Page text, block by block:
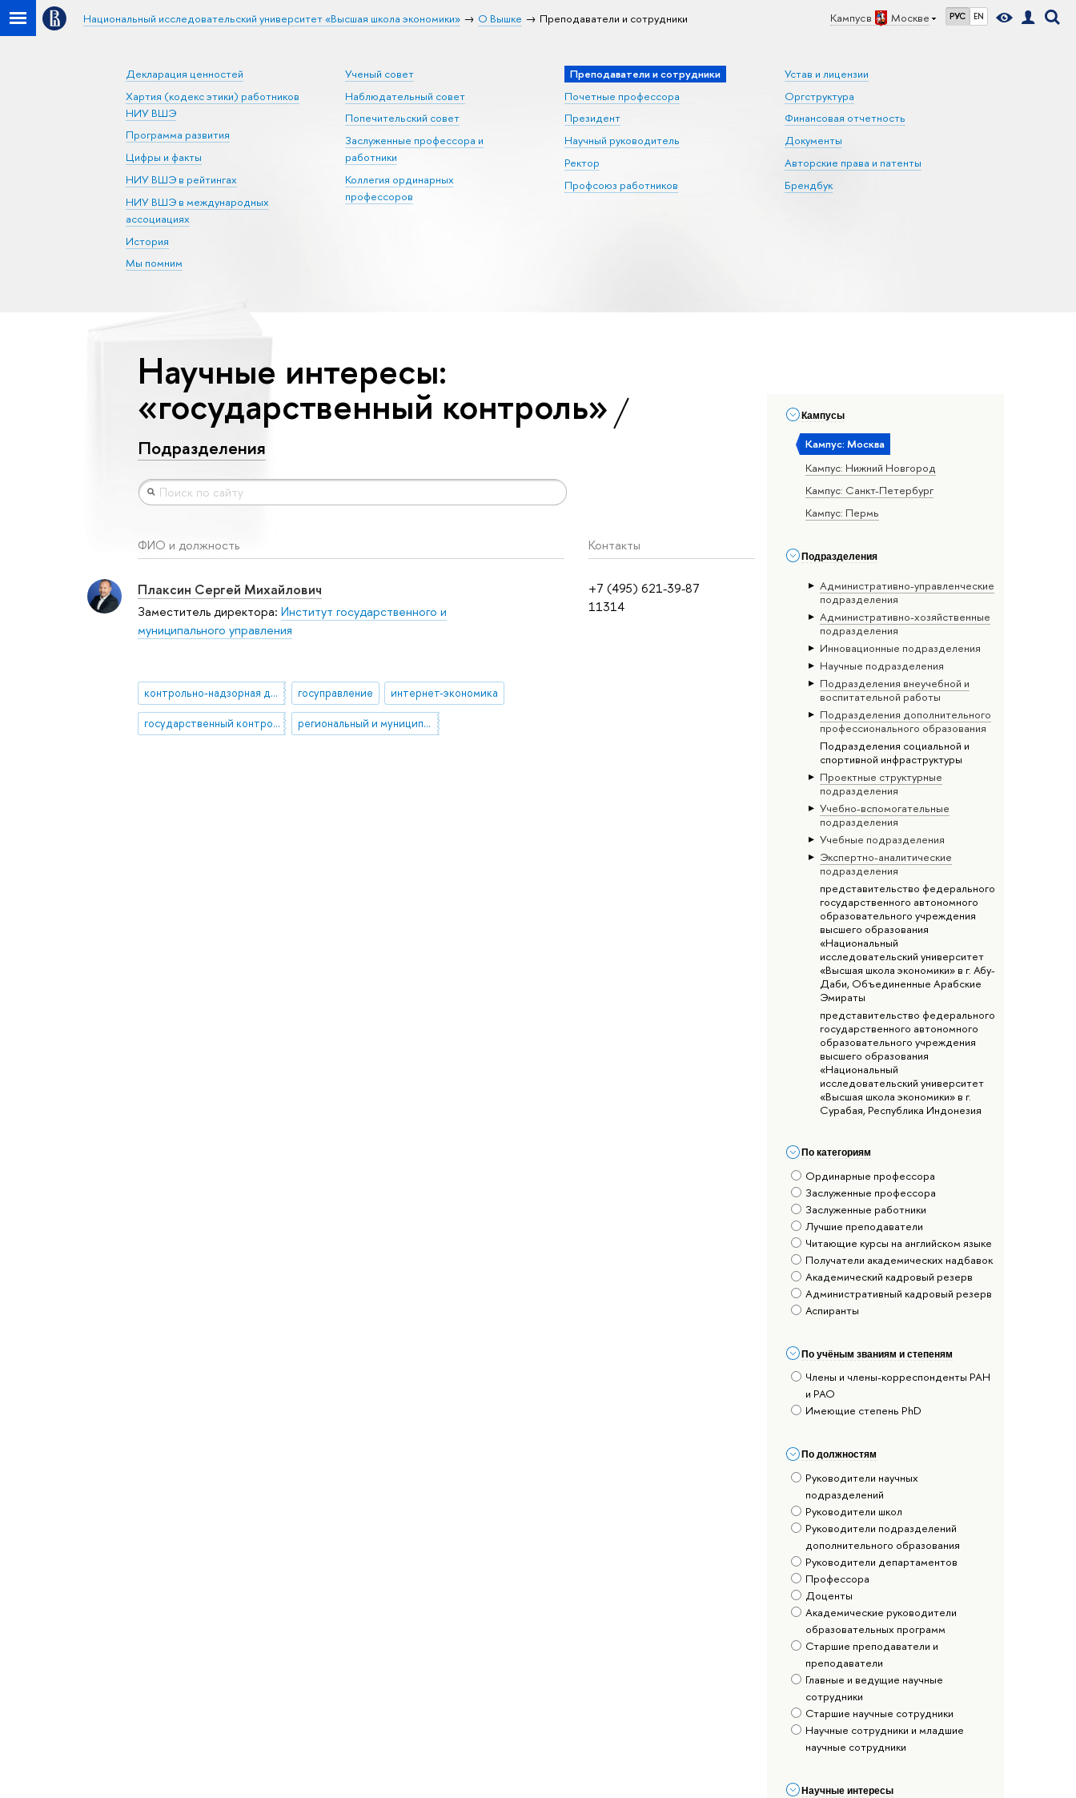
Кампус в Москве РУС EN
Национальный исследовательский университет «Высшая школа экономики» О Вышке Преподаватели и сотрудники
Декларация ценностей
Хартия (кодекс этики) работников
НИУ ВШЭ
Программа развития
Цифры и факты
НИУ ВШЭ в рейтингах
НИУ ВШЭ в международных
ассоциациях
История
Мы помним
Ученый совет
Наблюдательный совет
Попечительский совет
Заслуженные профессора и
работники
Коллегия ординарных
профессоров
Преподаватели и сотрудники
Почетные профессора
Президент
Научный руководитель
Ректор
Профсоюз работников
Устав и лицензии
Оргструктура
Финансовая отчетность
Документы
Авторские права и патенты
Брендбук
Кампусы
Кампус: Москва
Кампус: Нижний Новгород
Кампус: Санкт-Петербург
Кампус: Пермь
Подразделения
Административно-управленческие
подразделения
Административно-хозяйственные
подразделения
Инновационные подразделения
Научные подразделения
Подразделения внеучебной и
воспитательной работы
Подразделения дополнительного
профессионального образования
Подразделения социальной и
спортивной инфраструктуры
Проектные структурные
подразделения
Учебно-вспомогательные
подразделения
Учебные подразделения
Экспертно-аналитические
подразделения
представительство федерального
государственного автономного
образовательного учреждения
высшего образования
«Национальный
исследовательский университет
«Высшая школа экономики» в г. Абу-
Даби, Объединенные Арабские
Эмираты
представительство федерального
государственного автономного
образовательного учреждения
высшего образования
«Национальный
исследовательский университет
«Высшая школа экономики» в г.
Сурабая, Республика Индонезия
По категориям
Ординарные профессора
Заслуженные профессора
Заслуженные работники
Лучшие преподаватели
Читающие курсы на английском языке
Получатели академических надбавок
Академический кадровый резерв
Административный кадровый резерв
Аспиранты
По учёным званиям и степеням
Члены и члены-корреспонденты РАН
и РАО
Имеющие степень PhD
По должностям
Руководители научных
подразделений
Руководители школ
Руководители подразделений
дополнительного образования
Руководители департаментов
Профессора
Доценты
Академические руководители
образовательных программ
Старшие преподаватели и
преподаватели
Главные и ведущие научные
сотрудники
Старшие научные сотрудники
Научные сотрудники и младшие
научные сотрудники
Научные интересы
Научные интересы:
«государственный контроль»
Подразделения
ФИО и должность Контакты
+7 (495) 621-39-87
11314
Плаксин Сергей Михайлович
Заместитель директора: Институт государственного и
муниципального управления
контрольно-надзорная деятельность госуправление интернет-экономика
государственный контроль региональный и муниципальный контроль